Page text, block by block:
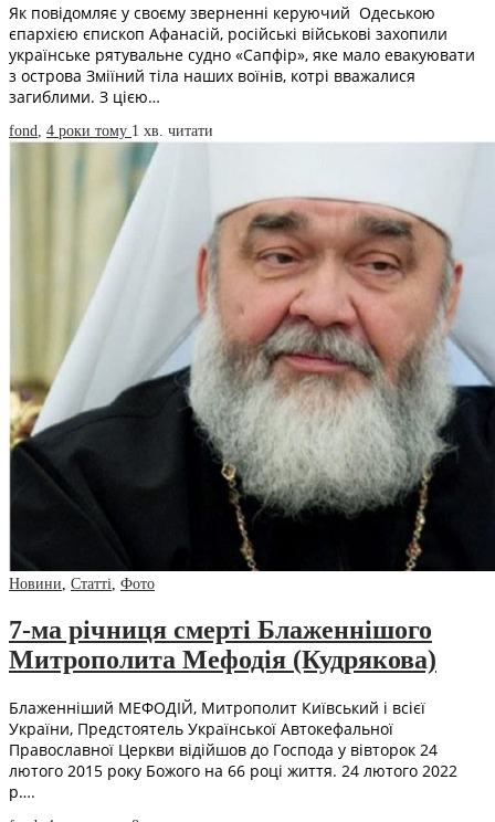
Як повідомляє у своєму зверненні керуючий Одеською
єпархією єпископ Афанасій, російські військові захопили
українське рятувальне судно «Сапфір», яке мало евакуювати
з острова Зміїний тіла наших воїнів, котрі вважалися
загиблими. З цією…
fond 4 роки тому 1 хв. читати
Новини Статті Фото
7-ма річниця смерті Блаженнішого
Митрополита Мефодія (Кудрякова)
Блаженніший МЕФОДІЙ, Митрополит Київський і всієї
України, Предстоятель Української Автокефальної
Православної Церкви відійшов до Господа у вівторок 24
лютого 2015 року Божого на 66 році життя. 24 лютого 2022
р….